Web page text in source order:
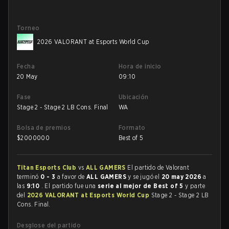
Torneo
2026 VALORANT at Esports World Cup
Fecha
20 May
Hora de inicio
09:10
Fase
Stage 2 - Stage 2 LB Cons. Final
Ubicación
WA
Bolsa de premios
$2000000
Formato
Best of 5
Titan Esports Club vs ALL GAMERS El partido de Valorant
terminó 0 - 3 a favor deALL GAMERSy se jugó el 20 may 2026a
las 9:10 . El partido fue una serie al mejor de Best of 5y parte
del 2026 VALORANT at Esports World Cup Stage 2 - Stage 2 LB
Cons. Final.
Desglose del partido